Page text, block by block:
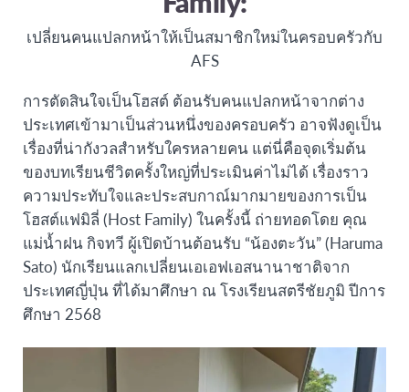
เปลี่ยนคนแปลกหน้าให้เป็นสมาชิกใหม่ในครอบครัวกับ
AFS
การตัดสินใจเป็นโฮสต์ ต้อนรับคนแปลกหน้าจากต่าง
ประเทศเข้ามาเป็นส่วนหนึ่งของครอบครัว อาจฟังดูเป็น
เรื่องที่น่ากังวลสำหรับใครหลายคน แต่นี่คือจุดเริ่มต้น
ของบทเรียนชีวิตครั้งใหญ่ที่ประเมินค่าไม่ได้ เรื่องราว
ความประทับใจและประสบกาณ์มากมายของการเป็น
โฮสต์แฟมิลี่ (Host Family) ในครั้งนี้ ถ่ายทอดโดย คุณ
แม่น้ำฝน กิจทวี ผู้เปิดบ้านต้อนรับ “น้องตะวัน” (Haruma
Sato) นักเรียนแลกเปลี่ยนเอเอฟเอสนานาชาติจาก
ประเทศญี่ปุ่น ที่ได้มาศึกษา ณ โรงเรียนสตรีชัยภูมิ ปีการ
ศึกษา 2568